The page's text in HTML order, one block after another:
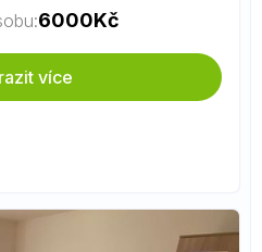
6000Kč
více